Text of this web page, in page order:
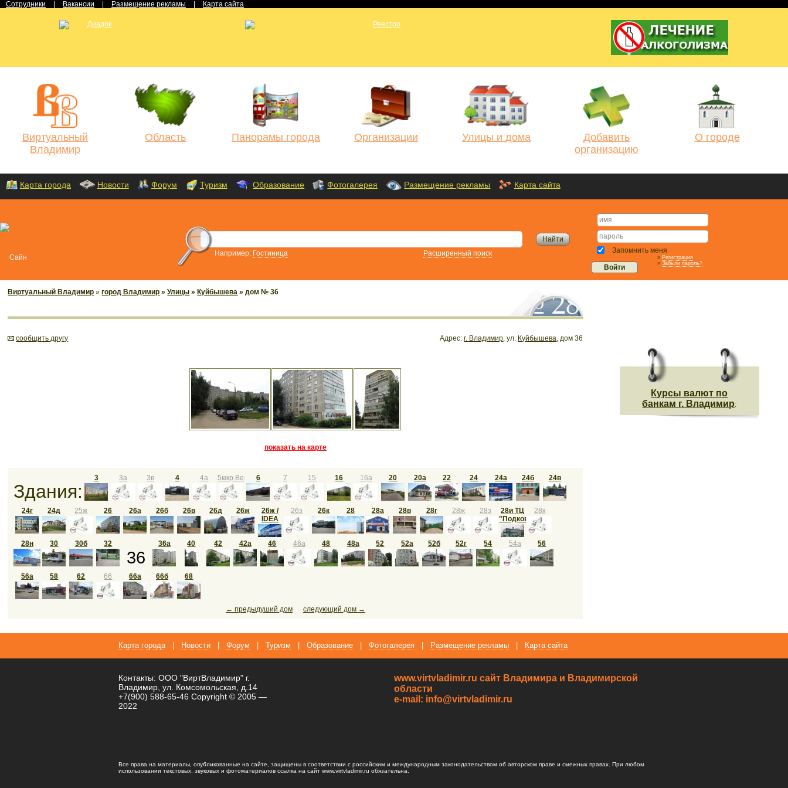
Сотрудники Вакансии Размещение рекламы Карта сайта
Виртуальный
Владимир
Область Панорамы города Организации Улицы и дома
Добавить
организацию
О городе
Карта города Новости Форум Туризм Образование Фотогалерея Размещение рекламы Карта сайта
Например: Гостиница Расширенный поиск Запомнить меня
» Регистрация
» Забыли пароль?
Виртуальный Владимир »город Владимир »Улицы » Куйбышева » дом № 36
cообщить другу Адрес:г. Владимир, ул. Куйбышева, дом 36
показать на карте
Здания:
3 3а 3в 4 4а 5мкр.Веризино
6 7 15 16 16а 20 20а 22 24 24а 24б 24в
24г 24д 25ж 26 26а 26б 26в 26д 26ж
26ж /
IDEA
26з 26к 28 28а 28в 28г 28ж 28з
28и ТЦ
"Подкова"
28к
28н 30 30б 32
36
36а 40 42 42а 46 46а 48 48а 52 52а 52б 52г 54 54а 56
56a 58 62 66 66а 66б 68
← предыдуший дом следующий дом →
Курсы валют по
банкам г. Владимир:
Карта города Новости Форум Туризм Образование Фотогалерея Размещение рекламы Карта сайта
Контакты: ООО "ВиртВладимир" г.
Владимир, ул. Комсомольская, д.14
+7(900) 588-65-46 Copyright © 2005 —
2022
www.virtvladimir.ru cайт Владимира и Владимирской
области
e-mail: info@virtvladimir.ru
Все права на материалы, опубликованные на сайте, защищены в соответствии с российским и международным законодательством об авторском праве и смежных правах. При любом
использовании текстовых, звуковых и фотоматериалов ссылка на сайт www.virtvladimir.ru обязательна.